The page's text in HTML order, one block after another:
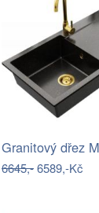
6645,-6589,-Kč